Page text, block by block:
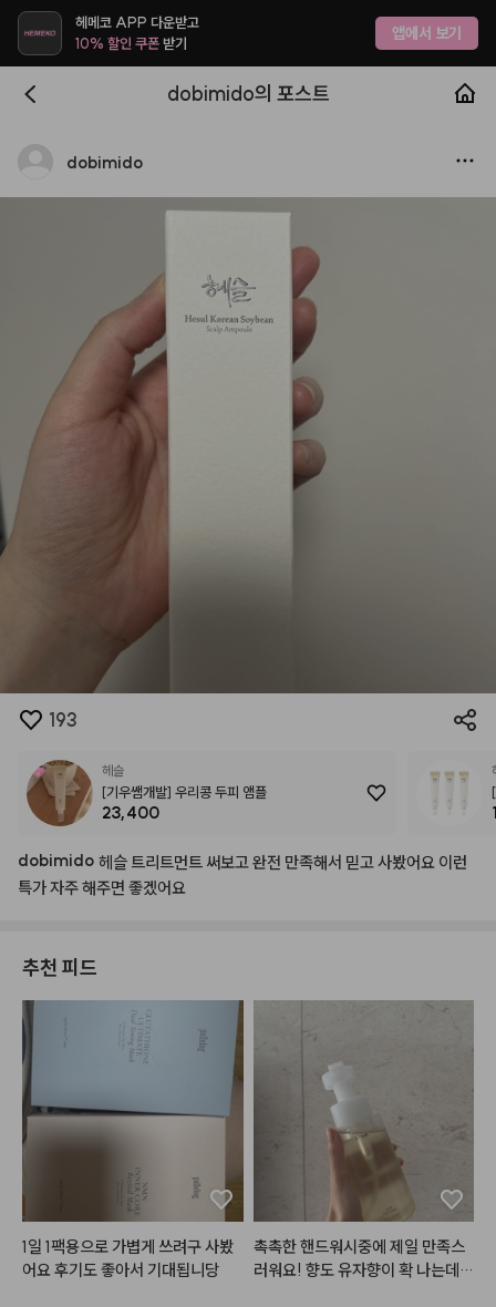
헤메코 APP 다운받고
10% 할인 쿠폰받기 앱에서 보기
dobimido의 포스트
dobimido
193
헤슬
[기우쌤개발] 우리콩 두피 앰플
23,400
dobimido 헤슬 트리트먼트 써보고완전 만족해서 믿고사봤어요 이런
특가자주해주면 좋겠어요
추천 피드
1일 1팩용으로 가볍게 쓰려구 사봤
어요 후기도 좋아서 기대됩니당
촉촉한 핸드워시중에 제일 만족스
러워요! 향도 유자향이 확 나는데